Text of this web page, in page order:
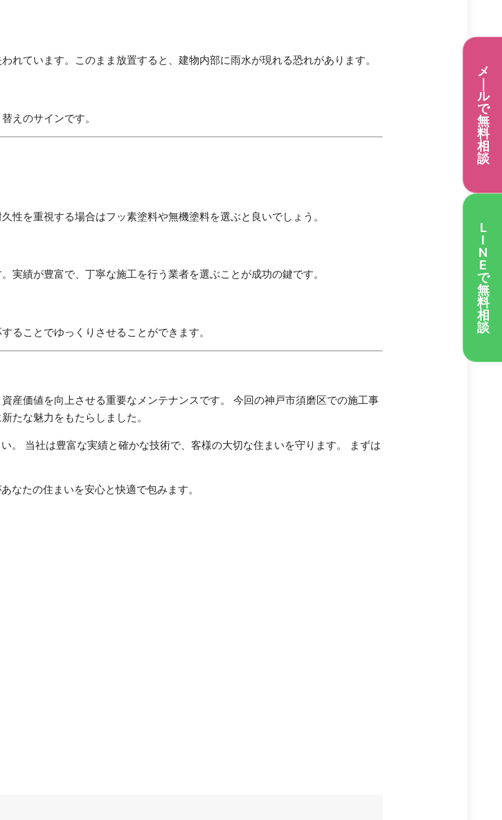
ています。このまま放置すると、建物内部に雨水が現れる恐れがあります。
えのサインです。
を重視する場合はフッ素塗料や無機塗料を選ぶと良いでしょう。
績が豊富で、丁寧な施工を行う業者を選ぶことが成功の鍵です。
ることでゆっくりさせることができます。
産価値を向上させる重要なメンテナンスです。 今回の神戸市須磨区での施工事
たな魅力をもたらしました。
。 当社は豊富な実績と確かな技術で、客様の大切な住まいを守ります。 まずは
なたの住まいを安心と快適で包みます。
メ
ル
で
無
料
相
談
L
I
N
E
で
無
料
相
談